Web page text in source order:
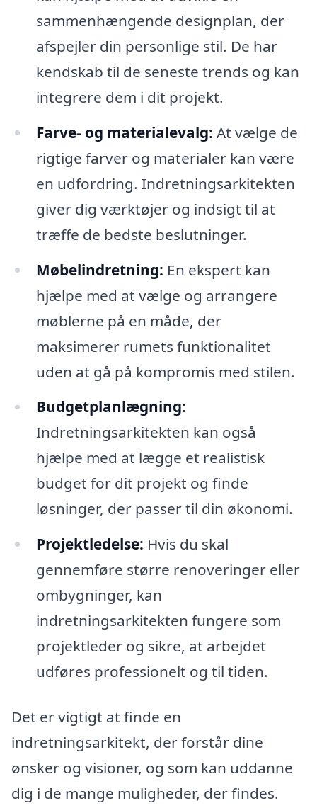
sammenhængende designplan, der
afspejler din personlige stil. De har
kendskab til de seneste trends og kan
integrere dem i dit projekt.
Farve- og materialevalg: At vælge de
rigtige farver og materialer kan være
en udfordring. Indretningsarkitekten
giver dig værktøjer og indsigt til at
træffe de bedste beslutninger.
Møbelindretning: En ekspert kan
hjælpe med at vælge og arrangere
møblerne på en måde, der
maksimerer rumets funktionalitet
uden at gå på kompromis med stilen.
Budgetplanlægning:
Indretningsarkitekten kan også
hjælpe med at lægge et realistisk
budget for dit projekt og finde
løsninger, der passer til din økonomi.
Projektledelse: Hvis du skal
gennemføre større renoveringer eller
ombygninger, kan
indretningsarkitekten fungere som
projektleder og sikre, at arbejdet
udføres professionelt og til tiden.
Det er vigtigt at finde en
indretningsarkitekt, der forstår dine
ønsker og visioner, og som kan uddanne
dig i de mange muligheder, der findes.